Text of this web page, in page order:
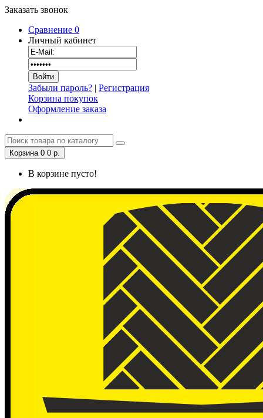
Заказать звонок
Сравнение 0
Личный кабинет
Забыли пароль? | Регистрация
Корзина покупок
Оформление заказа
Корзина 0 0 р.
В корзине пусто!